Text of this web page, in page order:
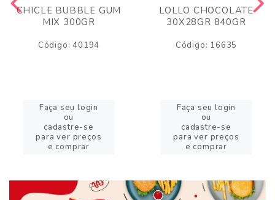
CHICLE BUBBLE GUM
MIX 300GR
Código: 40194
Faça seu login
ou
cadastre-se
para ver preços
e comprar
LOLLO CHOCOLATE
30X28GR 840GR
Código: 16635
Faça seu login
ou
cadastre-se
para ver preços
e comprar